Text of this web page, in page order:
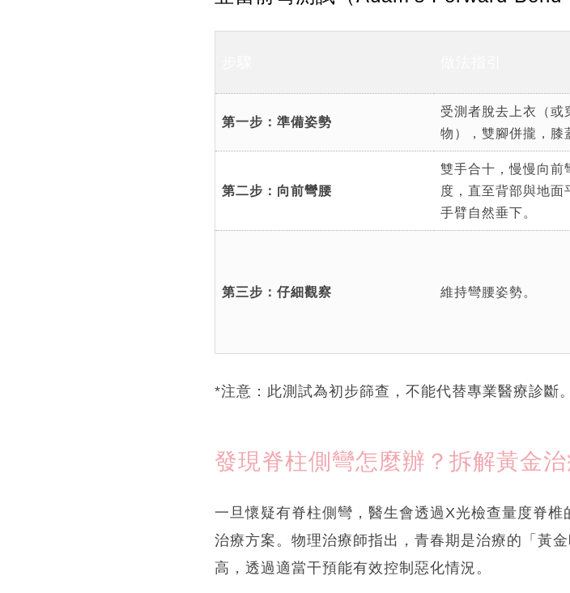
第一步：準備姿勢
受測者脫去上衣（或
物），雙腳併攏，膝
第二步：向前彎腰
雙手合十，慢慢向前
度，直至背部與地面
手臂自然垂下。
第三步：仔細觀察 維持彎腰姿勢。
*注意：此測試為初步篩查，不能代替專業醫療診斷
發現脊柱側彎怎麼辦？拆解黃金
一旦懷疑有脊柱側彎，醫生會透過X光檢查量度脊
治療方案。物理治療師指出，青春期是治療的「黃
高，透過適當干預能有效控制惡化情況。